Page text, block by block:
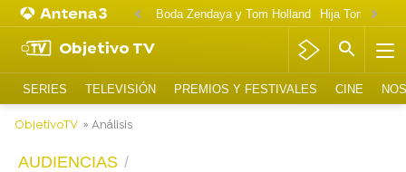
Boda Zendaya y Tom Holland Hija Tom
Objetivo TV
SERIES TELEVISIÓN PREMIOS Y FESTIVALES CINE
ObjetivoTV » Análisis
AUDIENCIAS